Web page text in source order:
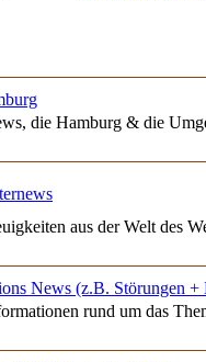
die Hamburg & die
aus der Welt des
News (z.B. Störungen +
rund um das